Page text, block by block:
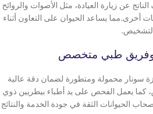
عن زيارة العيادة، مثل الأصوات والروائح
أخرى.مما يساعد الحيوان على التعاون أثناء
سونار محمولة ومتطورة لضمان دقة عالية
يعمل الفحص على يد أطباء بيطريين ذوي
الحيوانات الثقة في جودة الخدمة والنتائج